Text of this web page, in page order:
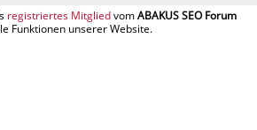
registriertes Mitglied